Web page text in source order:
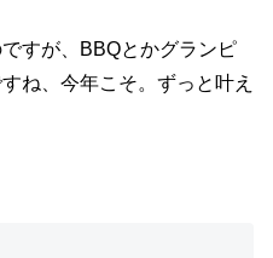
すが、BBQとかグランピ
ね、今年こそ。ずっと叶え